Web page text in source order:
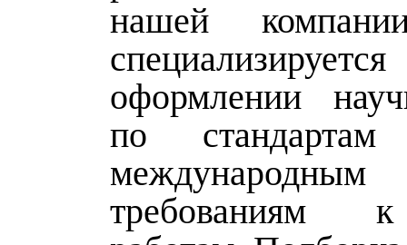
нашей
оформлении
по
требованиям